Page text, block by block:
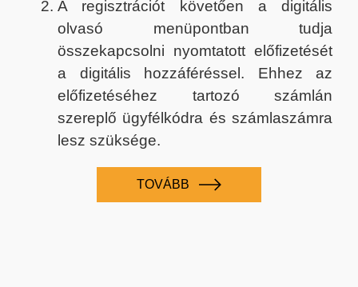
A regisztrációt követően a digitális
olvasó menüpontban tudja
összekapcsolni nyomtatott előfizetését
a digitális hozzáféréssel. Ehhez az
előfizetéséhez tartozó számlán
szereplő ügyfélkódra és számlaszámra
lesz szüksége.
TOVÁBB